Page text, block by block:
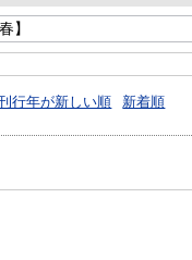
行年が新しい順 新着順